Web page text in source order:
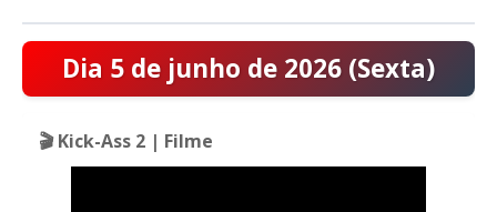
Dia 5 de junho de 2026 (Sexta)
🎬 Kick-Ass 2 | Filme